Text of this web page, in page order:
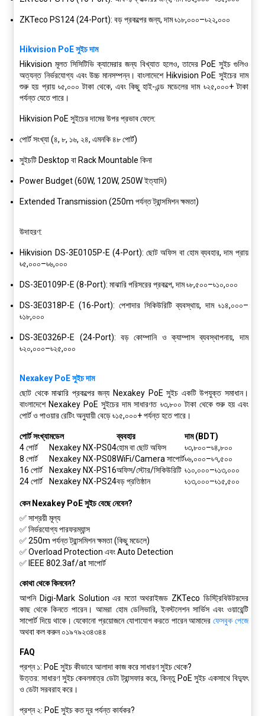
ZKTeco PS124 (24-Port): বড় প্রকল্পের জন্য, দাম৳১৮,০০০–৳২২,০০০
Hikvision PoE সুইচ দাম
Hikvision মূলত সিসিটিভি ক্যামেরার জন্য বিখ্যাত হলেও, তাদের PoE সুইচ গুলিও
অত্যন্ত নির্ভরযোগ্য এবং উচ্চ মানসম্পন্ন। বাংলাদেশে Hikvision PoE সুইচের দাম
শুরু হয় প্রায় ৳৫,০০০ টাকা থেকে, এবং কিছু হাই-এন্ড মডেলের দাম ৳২৫,০০০+ টাকা
পর্যন্তযেতে পারে।
Hikvision PoE সুইচের দামের উপর প্রভাব ফেলে:
পোর্ট সংখ্যা (৪, ৮, ১৬, ২৪, এমনকি ৪৮ পোর্ট)
সুইচটি Desktop বা Rack Mountable কিনা
Power Budget (60W, 120W, 250W ইত্যাদি)
Extended Transmission (250m পর্যন্ত ট্রান্সমিশন ক্ষমতা)
উদাহরণ:
Hikvision DS-3E0105P-E (4-Port): ছোট অফিস বা হোম ব্যবহার, দাম প্রায়
৳৫,০০০–৳৬,০০০
DS-3E0109P-E (8-Port): মাঝারি পরিসরের প্রকল্পে, দাম৳৮,৫০০–৳১০,০০০
DS-3E0318P-E (16-Port): পেশাদার সিকিউরিটি ব্যবস্থায়, দাম ৳১৪,০০০–
৳১৮,০০০
DS-3E0326P-E (24-Port): বড় কোম্পানি ও ক্যাম্পাস ব্যবস্থাপনায়, দাম
৳২০,০০০–৳২৫,০০০
Nexakey PoE সুইচ দাম
ছোট থেকে মাঝারি প্রকল্পের জন্য Nexakey PoE সুইচ একটি উপযুক্ত সমাধান।
বাংলাদেশে Nexakey PoE সুইচের দাম সাধারণত ৳৩,৮০০ টাকা থেকে শুরু হয় এবং
পোর্ট ও পাওয়ার রেটিং অনুযায়ী বেড়ে ৳১৫,০০০+ পর্যন্ত হতে পারে।
পোর্ট সংখ্যামডেল ব্যবহার
দাম (BDT)
4 পোর্ট
Nexakey NX-PS04হোম বা ছোট অফিস
৳৩,৮০০–৳৪,৮০০
8 পোর্ট
Nexakey NX-PS08WiFi/Camera সাপোর্ট৳৬,০০০–৳৭,৫০০
16 পোর্ট
Nexakey NX-PS16অফিস/স্টোর/সিকিউরিটি ৳১০,০০০–৳১৩,০০০
24 পোর্ট
Nexakey NX-PS24বড় প্রতিষ্ঠান ৳১৩,০০০–৳১৫,৫০০
কেন Nexakey PoE সুইচ বেছে নেবেন?
✅ সাশ্রয়ী মূল্য
✅ নির্ভরযোগ্য পারফরম্যান্স
✅ 250m পর্যন্ত ট্রান্সমিশন ক্ষমতা (কিছু মডেলে)
✅ Overload Protection এবং Auto Detection
✅ IEEE 802.3af/at সাপোর্ট
কোথা থেকে কিনবেন?
আপনি Digi-Mark Solution এর মতো অথরাইজড ZKTeco ডিস্ট্রিবিউটরদের
কাছ থেকে কিনতে পারেন। আমরা হোম ডেলিভারি,ইনস্টলেশন সার্ভিসএবং ওয়ারেন্টি
সাপোর্টদিয়ে থাকে। যেকোনো প্রয়োজনে যোগাযোগ করতে পারেন আমাদের ফেসবুক পেজে
অথবা কল করুন০১৯৭৯২৩৪৩৪৪
FAQ
প্রশ্ন ১: PoE সুইচ কীভাবে আলাদা কাজ করে সাধারণ সুইচ থেকে?
উত্তর: সাধারণ সুইচ কেবলমাত্র ডেটা ট্রান্সফার করে, কিন্তু PoE সুইচ একসাথে বিদ্যুৎ
ও ডেটা সরবরাহ করে।
প্রশ্ন ২: PoE সুইচ কত দূর পর্যন্ত কার্যকর?